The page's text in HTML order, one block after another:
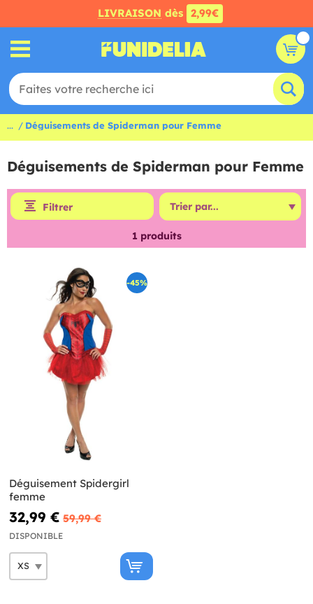
LIVRAISON dès 2,99€
... Déguisements de Spiderman pour Femme
Déguisements de Spiderman pour Femme
Filtrer
1 produits
-45%
Déguisement Spidergirl
femme
32,99 € 59,99 €
DISPONIBLE